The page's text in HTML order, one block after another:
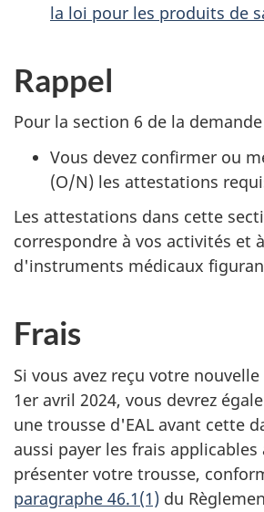
la loi pour les produits de
Rappel
Pour la section 6 de la
Vous devez confirmer ou
(O/N) les attestations
Les attestations dans cette
correspondre à vos activités et
d'instruments médicaux
Frais
Si vous avez reçu votre
1er avril 2024, vous devrez
une trousse d'EAL avant cette
aussi payer les frais
présenter votre trousse,
paragraphe 46.1(1) du